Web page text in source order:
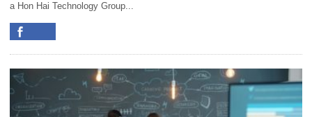
a Hon Hai Technology Group...